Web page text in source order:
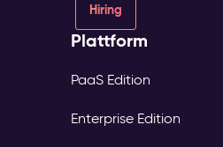
Hiring
Plattform
PaaS Edition
Enterprise Edition